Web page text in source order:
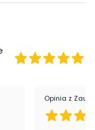
montażu.
Opinia z